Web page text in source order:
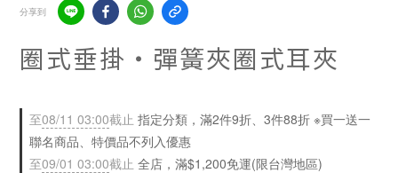
分享到
圈式垂掛・彈簧夾圈式耳夾
至08/11 03:00截止 指定分類，滿2件9折、3件88折 ※買一送一
聯名商品、特價品不列入優惠
至09/01 03:00截止 全店，滿$1,200免運(限台灣地區)